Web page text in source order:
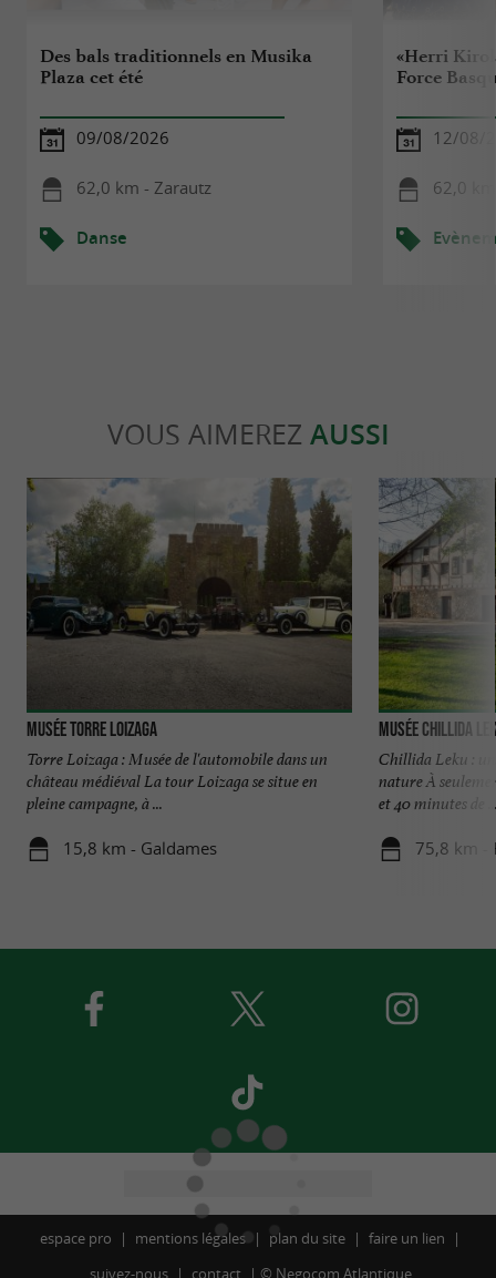
Des bals traditionnels en Musika
Plaza cet été
09/08/2026
62,0 km - Zarautz
Danse
«Herri
Force
12/08/
62,0
VOUS AIMEREZ AUSSI
Musée Torre Loizaga
Torre Loizaga : Musée de l'automobile dans un
château médiéval La tour Loizaga se situe en
pleine campagne, à ...
15,8 km - Galdames
Musée Chillida
Chillida Leku :
nature À
et 40 minutes de
75,8 km -
espace pro mentions légales plan du site
faire un lien